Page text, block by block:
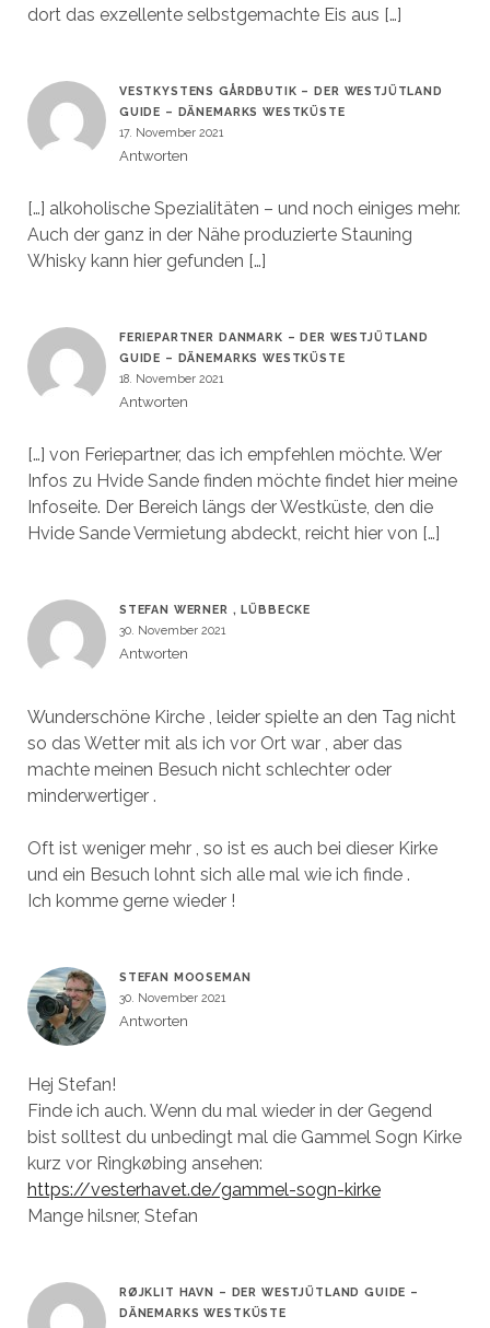
dort das exzellente selbstgemachte Eis aus […]
VESTKYSTENS GÅRDBUTIK – DER WESTJÜTLAND
GUIDE – DÄNEMARKS WESTKÜSTE
17. November 2021
Antworten
[…] alkoholische Spezialitäten – und noch einiges mehr.
Auch der ganz in der Nähe produzierte Stauning
Whisky kann hier gefunden […]
FERIEPARTNER DANMARK – DER WESTJÜTLAND
GUIDE – DÄNEMARKS WESTKÜSTE
18. November 2021
Antworten
[…] von Feriepartner, das ich empfehlen möchte. Wer
Infos zu Hvide Sande finden möchte findet hier meine
Infoseite. Der Bereich längs der Westküste, den die
Hvide Sande Vermietung abdeckt, reicht hier von […]
STEFAN WERNER , LÜBBECKE
30. November 2021
Antworten
Wunderschöne Kirche , leider spielte an den Tag nicht
so das Wetter mit als ich vor Ort war , aber das
machte meinen Besuch nicht schlechter oder
minderwertiger .
Oft ist weniger mehr , so ist es auch bei dieser Kirke
und ein Besuch lohnt sich alle mal wie ich finde .
Ich komme gerne wieder !
STEFAN MOOSEMAN
30. November 2021
Antworten
Hej Stefan!
Finde ich auch. Wenn du mal wieder in der Gegend
bist solltest du unbedingt mal die Gammel Sogn Kirke
kurz vor Ringkøbing ansehen:
https://vesterhavet.de/gammel-sogn-kirke
Mange hilsner, Stefan
RØJKLIT HAVN – DER WESTJÜTLAND GUIDE –
DÄNEMARKS WESTKÜSTE